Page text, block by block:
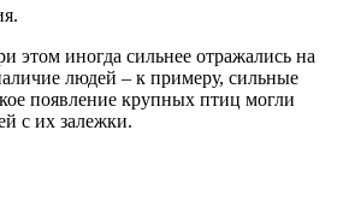
этом иногда сильнее отражались на
людей – к примеру, сильные
появление крупных птиц могли
с их залежки.